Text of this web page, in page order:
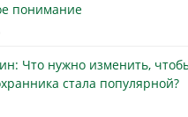
понимание
Что нужно изменить,
стала популярной?